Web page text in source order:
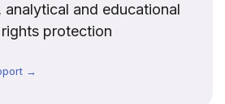
analytical and educational
protection
→